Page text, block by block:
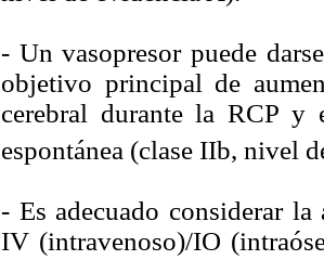
- Un vasopresor puede
objetivo principal de
cerebral durante la RCP
espontánea (clase IIb, nivel
- Es adecuado considerar
IV (intravenoso)/IO